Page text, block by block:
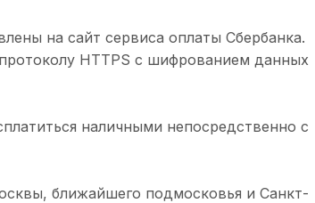
на сайт сервиса оплаты Сбербанка.
HTTPS с шифрованием данных
наличными непосредственно с
ближайшего подмосковья и Санкт-